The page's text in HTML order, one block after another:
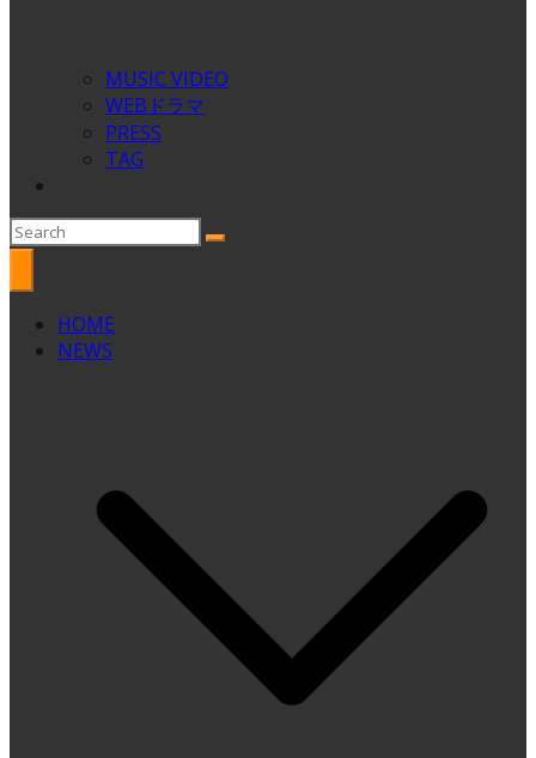
MUSIC VIDEO
WEBドラマ
PRESS
TAG
HOME
NEWS